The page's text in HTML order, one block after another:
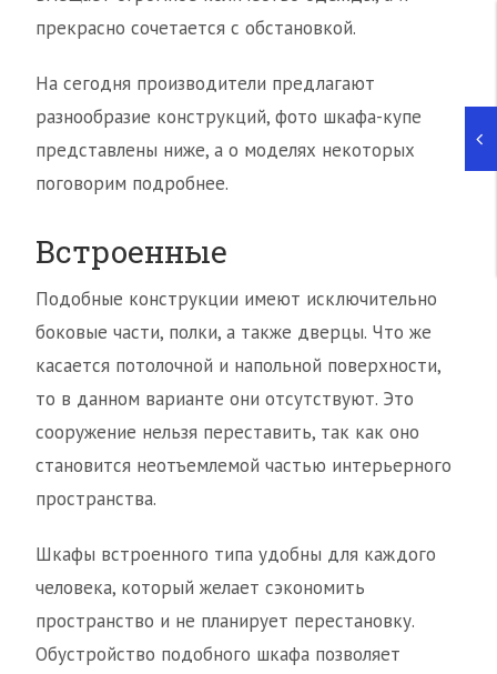
прекрасно сочетается с обстановкой.
На сегодня производители предлагают
разнообразие конструкций, фото шкафа-купе
представлены ниже, а о моделях некоторых
поговорим подробнее.
Встроенные
Подобные конструкции имеют исключительно
боковые части, полки, а также дверцы. Что же
касается потолочной и напольной поверхности,
то в данном варианте они отсутствуют. Это
сооружение нельзя переставить, так как оно
становится неотъемлемой частью интерьерного
пространства.
Шкафы встроенного типа удобны для каждого
человека, который желает сэкономить
пространство и не планирует перестановку.
Обустройство подобного шкафа позволяет